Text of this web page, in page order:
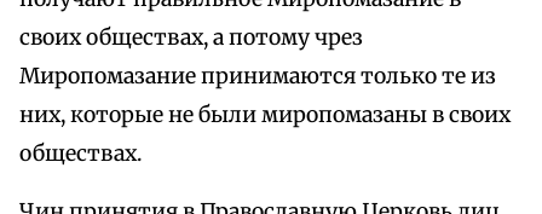
своих обществах, а потому чрез
Миропомазание принимаются только те из
них, которые не были миропомазаны в своих
обществах.